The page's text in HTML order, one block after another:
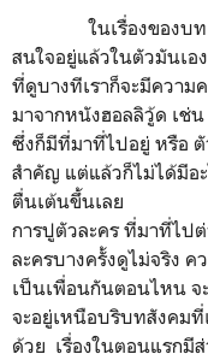
ในเรื่องของบท ขอ
สนใจอยู่แล้วในตัวมันเ
ที่ดูบางทีเราก็จะมีความ
มาจากหนังฮอลลิวู้ด เช่
ซึ่งก็มีที่มาที่ไปอยู่ หรือ
สำคัญ แต่แล้วก็ไม่ได้มีอ
ตื่นเต้นขึ้นเลย
การปูตัวละคร ที่มาที่ไป
ละครบางครั้งดูไม่จริง
เป็นเพื่อนกันตอนไหน จ
จะอยู่เหนือบริบทสังคมที่
ด้วย เรื่องในตอนแรกมี